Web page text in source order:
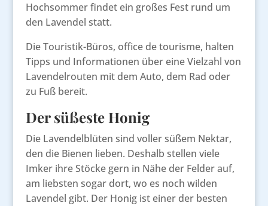
Hochsommer findet ein großes Fest rund um
den Lavendel statt.
Die Touristik-Büros, office de tourisme, halten
Tipps und Informationen über eine Vielzahl von
Lavendelrouten mit dem Auto, dem Rad oder
zu Fuß bereit.
Der süßeste Honig
Die Lavendelblüten sind voller süßem Nektar,
den die Bienen lieben. Deshalb stellen viele
Imker ihre Stöcke gern in Nähe der Felder auf,
am liebsten sogar dort, wo es noch wilden
Lavendel gibt. Der Honig ist einer der besten